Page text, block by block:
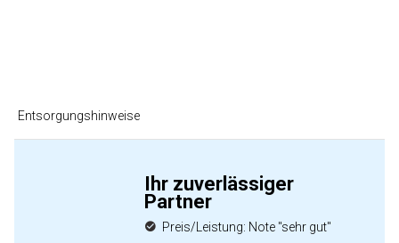
Entsorgungshinweise
Ihr zuverlässiger
Partner
Preis/Leistung: Note "sehr gut"